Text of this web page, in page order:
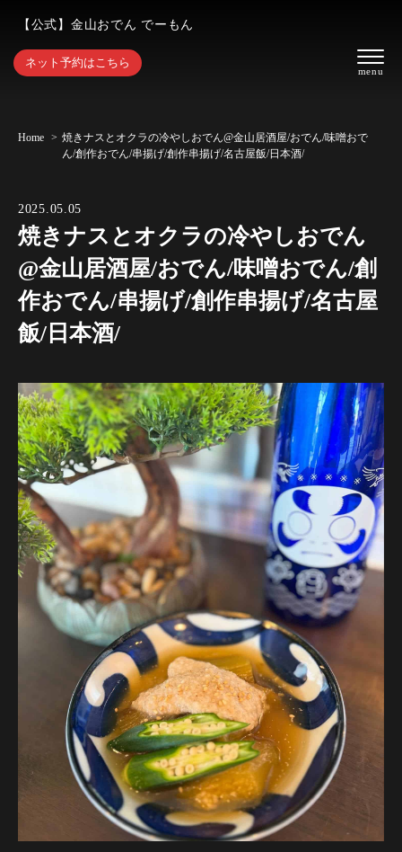
【公式】金山おでん でーもん
ネット予約はこちら
Home
焼きナスとオクラの冷やしおでん@金山居酒屋/おでん/味噌おで
ん/創作おでん/串揚げ/創作串揚げ/名古屋飯/日本酒/
2025.05.05
焼きナスとオクラの冷やしおでん
@金山居酒屋/おでん/味噌おでん/創
作おでん/串揚げ/創作串揚げ/名古屋
飯/日本酒/